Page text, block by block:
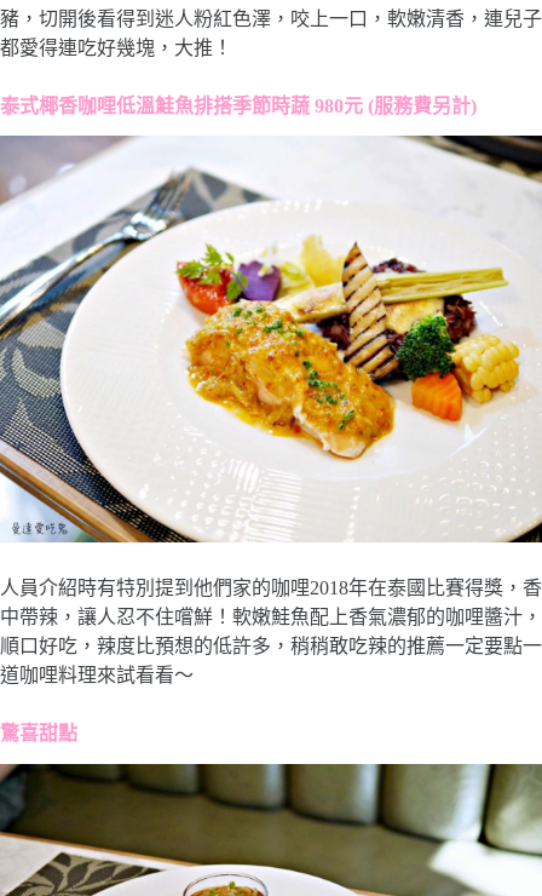
豬，切開後看得到迷人粉紅色澤，咬上一口，軟嫩清香，連兒子
都愛得連吃好幾塊，大推！
泰式椰香咖哩低溫鮭魚排搭季節時蔬 980元 (服務費另計)
人員介紹時有特別提到他們家的咖哩2018年在泰國比賽得獎，香
中帶辣，讓人忍不住嚐鮮！軟嫩鮭魚配上香氣濃郁的咖哩醬汁，
順口好吃，辣度比預想的低許多，稍稍敢吃辣的推薦一定要點一
道咖哩料理來試看看～
驚喜甜點